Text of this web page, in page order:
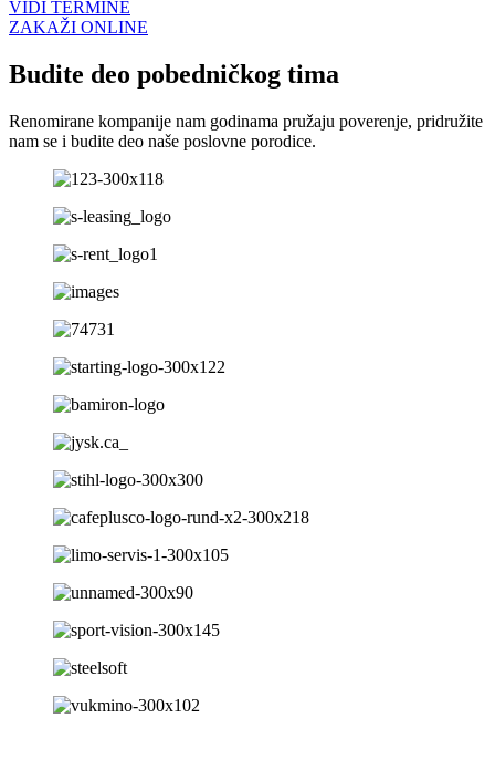
VIDI TERMINE
ZAKAŽI ONLINE
Budite deo pobedničkog tima
Renomirane kompanije nam godinama pružaju poverenje, pridružite
nam se i budite deo naše poslovne porodice.